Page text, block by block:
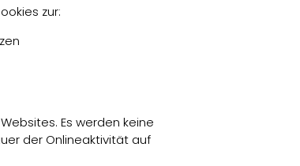
zur:
Es werden keine
der Onlineaktivität auf